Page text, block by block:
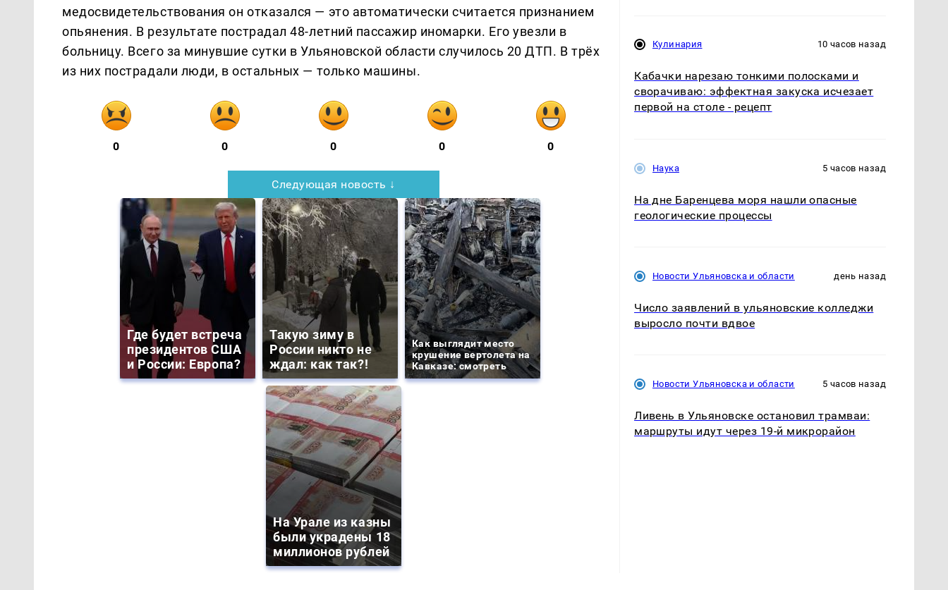
медосвидетельствования он отказался — это автоматически считается признанием
опьянения. В результате пострадал 48-летний пассажир иномарки. Его увезли в
больницу. Всего за минувшие сутки в Ульяновской области случилось 20 ДТП. В трёх
из них пострадали люди, в остальных — только машины.
0 0 0 0 0
Следующая новость ↓
Где будет встреча
президентов США
и России: Европа?
Такую зиму в
России никто не
ждал: как так?!
Как выглядит место
крушение вертолета на
Кавказе: смотреть
На Урале из казны
были украдены 18
миллионов рублей
Кулинария 10 часов назад
Кабачки нарезаю тонкими полосками и
сворачиваю: эффектная закуска исчезает
первой на столе - рецепт
Наука 5 часов назад
На дне Баренцева моря нашли опасные
геологические процессы
Новости Ульяновска и области день назад
Число заявлений в ульяновские колледжи
выросло почти вдвое
Новости Ульяновска и области 5 часов назад
Ливень в Ульяновске остановил трамваи:
маршруты идут через 19-й микрорайон